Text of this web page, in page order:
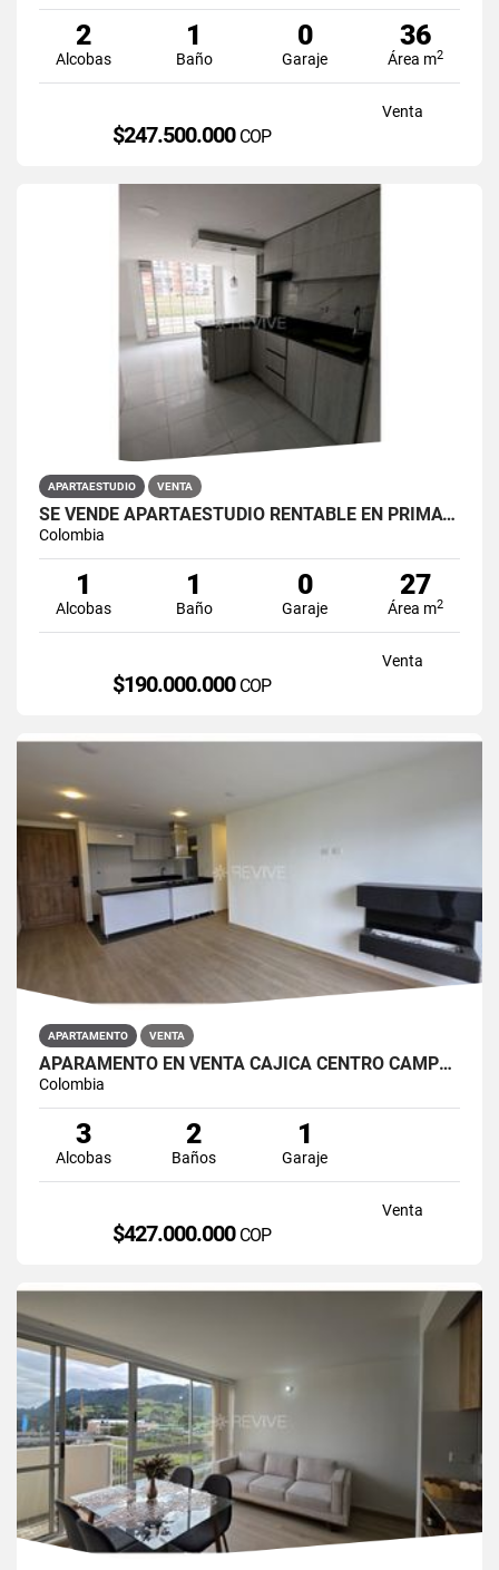
2
Alcobas
1
Baño
0
Garaje
36
Área m2
Venta
$247.500.000 COP
APARTAESTUDIO VENTA
SE VENDE APARTAESTUDIO RENTABLE EN PRIMAVERA 6-39 ET 2
Colombia
1
Alcobas
1
Baño
0
Garaje
27
Área m2
Venta
$190.000.000 COP
APARTAMENTO VENTA
APARAMENTO EN VENTA CAJICÁ CENTRO CAMPUS CLUB RESERVADO
Colombia
3
Alcobas
2
Baños
1
Garaje
Venta
$427.000.000 COP